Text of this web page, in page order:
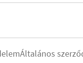
Általános